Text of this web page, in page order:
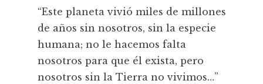
“Este planeta vivió miles de millones
de años sin nosotros, sin la especie
humana; no le hacemos falta
nosotros para que él exista, pero
nosotros sin la Tierra no vivimos…”